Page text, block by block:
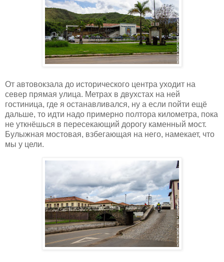
От автовокзала до исторического центра уходит на
север прямая улица. Метрах в двухстах на ней
гостиница, где я останавливался, ну а если пойти ещё
дальше, то идти надо примерно полтора километра, пока
не уткнёшься в пересекающий дорогу каменный мост.
Булыжная мостовая, взбегающая на него, намекает, что
мы у цели.